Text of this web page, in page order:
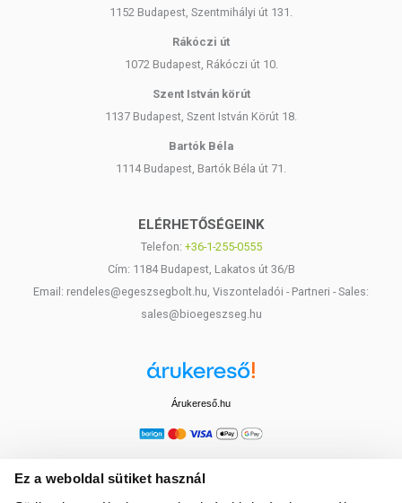
Ez a weboldal sütiket használ
1152 Budapest, Szentmihályi út 131.
Rákóczi út
1072 Budapest, Rákóczi út 10.
Szent István körút
1137 Budapest, Szent István Körút 18.
Bartók Béla
1114 Budapest, Bartók Béla út 71.
ELÉRHETŐSÉGEINK
Telefon: +36-1-255-0555
Cím: 1184 Budapest, Lakatos út 36/B
Email: rendeles@egeszsegbolt.hu, Viszonteladói - Partneri - Sales:
sales@bioegeszseg.hu
Árukereső.hu